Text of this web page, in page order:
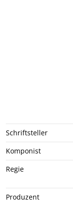
Schriftsteller
Komponist
Regie
Produzent